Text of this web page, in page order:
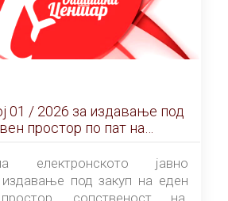
01 / 2026 за издавање под
простор по пат на
ЈАВНО НАДДАВАЊЕ
електронското јавно
под закуп на еден
сопственост на